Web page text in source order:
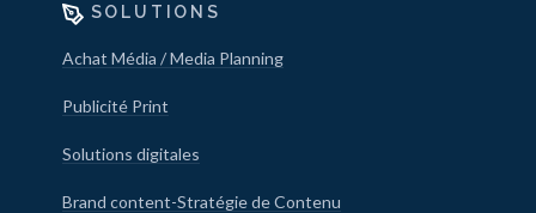
SOLUTIONS
Achat Média / Media Planning
Publicité Print
Solutions digitales
Brand content-Stratégie de Contenu